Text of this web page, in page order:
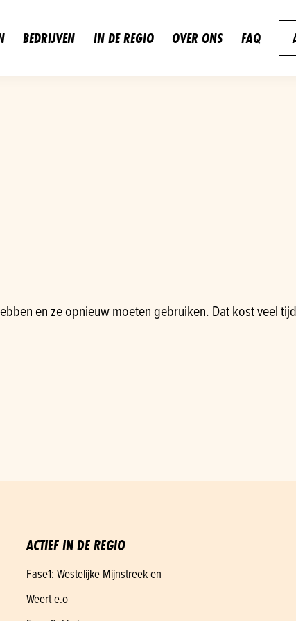
BEDRIJVEN IN DE REGIO OVER ONS FAQ
en ze opnieuw moeten gebruiken. Dat kost veel
ACTIEF IN DE REGIO
Fase1: Westelijke Mijnstreek en
Weert e.o